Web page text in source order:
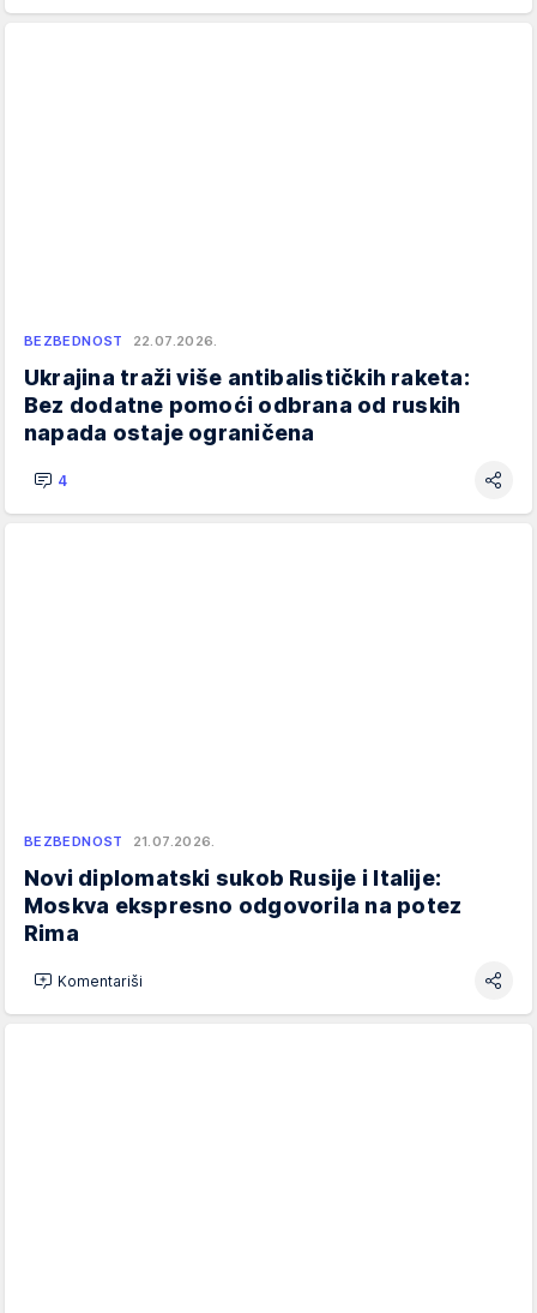
BEZBEDNOST 22.07.2026.
Ukrajina traži više antibalističkih raketa:
Bez dodatne pomoći odbrana od ruskih
napada ostaje ograničena
4
BEZBEDNOST 21.07.2026.
Novi diplomatski sukob Rusije i Italije:
Moskva ekspresno odgovorila na potez
Rima
Komentariši